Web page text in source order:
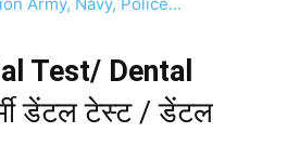
Test/ Dental
डेंटल टेस्ट / डेंटल